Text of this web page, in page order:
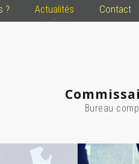
? Actualités Contact
Bureau